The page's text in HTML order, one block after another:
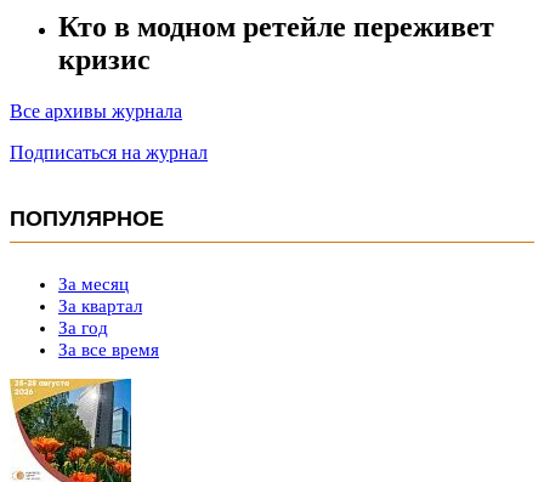
Кто в модном ретейле переживет
кризис
Все архивы журнала
Подписаться на журнал
ПОПУЛЯРНОЕ
За месяц
За квартал
За год
За все время